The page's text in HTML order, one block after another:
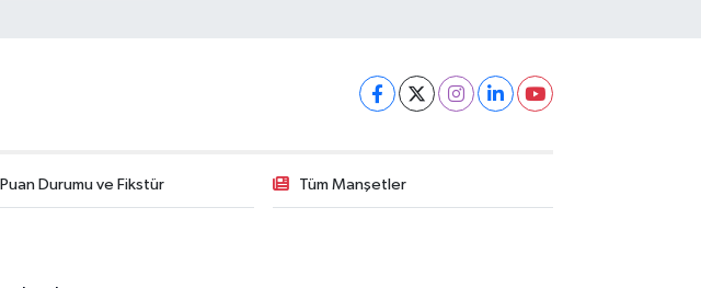
Puan Durumu ve Fikstür Tüm Manşetler